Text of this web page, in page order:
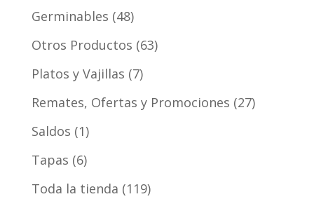
Germinables 48
Otros Productos 63
Platos y Vajillas 7
Remates, Ofertas y Promociones 27
Saldos 1
Tapas 6
Toda la tienda 119